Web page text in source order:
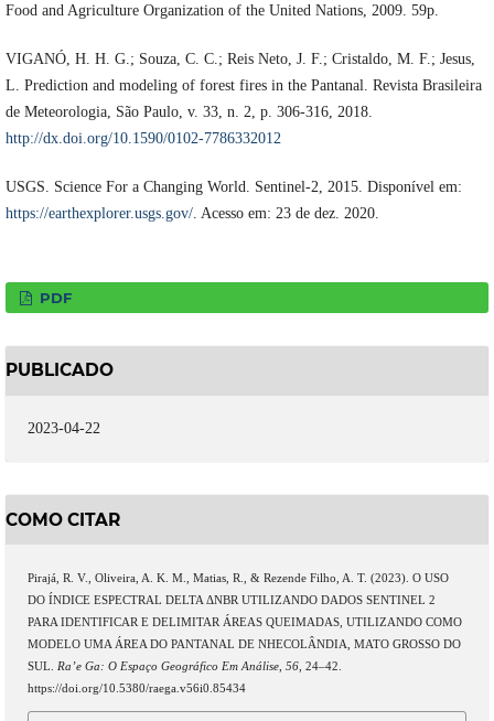
Food and Agriculture Organization of the United Nations, 2009. 59p.
VIGANÓ, H. H. G.; Souza, C. C.; Reis Neto, J. F.; Cristaldo, M. F.; Jesus,
L. Prediction and modeling of forest fires in the Pantanal. Revista Brasileira
de Meteorologia, São Paulo, v. 33, n. 2, p. 306-316, 2018.
http://dx.doi.org/10.1590/0102-7786332012
USGS. Science For a Changing World. Sentinel-2, 2015. Disponível em:
https://earthexplorer.usgs.gov/. Acesso em: 23 de dez. 2020.
PDF
PUBLICADO
2023-04-22
COMO CITAR
Pirajá, R. V., Oliveira, A. K. M., Matias, R., & Rezende Filho, A. T. (2023). O USO
DO ÍNDICE ESPECTRAL DELTA ΔNBR UTILIZANDO DADOS SENTINEL 2
PARA IDENTIFICAR E DELIMITAR ÁREAS QUEIMADAS, UTILIZANDO COMO
MODELO UMA ÁREA DO PANTANAL DE NHECOLÂNDIA, MATO GROSSO DO
SUL. Ra’e Ga: O Espaço Geográfico Em Análise, 56, 24–42.
https://doi.org/10.5380/raega.v56i0.85434